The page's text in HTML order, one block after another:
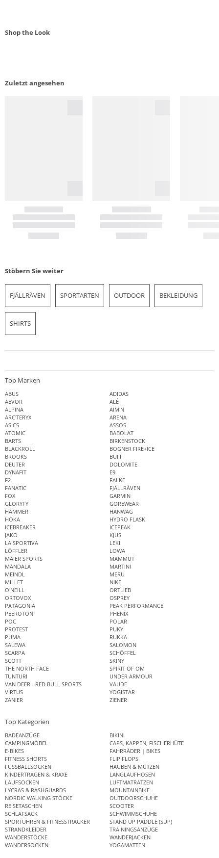
Shop the Look
Zuletzt angesehen
Stöbern Sie weiter
FJÄLLRÄVEN SPORTARTEN OUTDOOR BEKLEIDUNG
SHIRTS
Top Marken
ABUS
ADIDAS
AEVOR
ALÉ
ALPINA
AIM'N
ARC'TERYX
ARENA
ASICS
ASSOS
ATOMIC
BABOLAT
BARTS
BIRKENSTOCK
BLACKROLL
BOGNER FIRE+ICE
BROOKS
BUFF
DEUTER
DOLOMITE
DYNAFIT
E9
F2
FALKE
FANATIC
FJÄLLRÄVEN
FOX
GARMIN
GLORYFY
GOREWEAR
HAMMER
HANWAG
HOKA
HYDRO FLASK
ICEBREAKER
ICEPEAK
JAKO
KJUS
LA SPORTIVA
LEKI
LÖFFLER
LOWA
MAIER SPORTS
MAMMUT
MANDALA
MARTINI
MEINDL
MERU
MILLET
NIKE
O'NEILL
ORTLIEB
ORTOVOX
OSPREY
PATAGONIA
PEAK PERFORMANCE
PEEROTON
PHENIX
POC
POLAR
PROTEST
PUKY
PUMA
RUKKA
SALEWA
SALOMON
SCARPA
SCHÖFFEL
SCOTT
SKINY
THE NORTH FACE
SPIRIT OF OM
TUNTURI
UNDER ARMOUR
VAN DEER - RED BULL SPORTS
VAUDE
VIRTUS
YOGISTAR
ZANIER
ZIENER
Top Kategorien
BADEANZÜGE
BIKINI
CAMPINGMÖBEL
CAPS, KAPPEN, FISCHERHÜTE
E-BIKES
FAHRRÄDER | BIKES
FITNESS SHORTS
FLIP FLOPS
FUSSBALLSOCKEN
HAUBEN & MÜTZEN
KINDERTRAGEN & KRAXE
LANGLAUFHOSEN
LAUFSOCKEN
LUFTMATRATZEN
LYCRAS & RASHGUARDS
MOUNTAINBIKE
NORDIC WALKING STÖCKE
OUTDOORSCHUHE
REISETASCHEN
SCOOTER
SCHLAFSACK
SCHWIMMSCHUHE
SPORTUHREN & FITNESSTRACKER
STAND UP PADDLE (SUP)
STRANDKLEIDER
TRAININGSANZÜGE
WANDERSTÖCKE
WANDERJACKEN
WANDERSOCKEN
YOGAMATTEN